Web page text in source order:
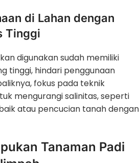
di Lahan dengan
Tinggi
digunakan sudah memiliki
tinggi, hindari penggunaan
fokus pada teknik
mengurangi salinitas, seperti
atau pencucian tanah dengan
Tanaman Padi